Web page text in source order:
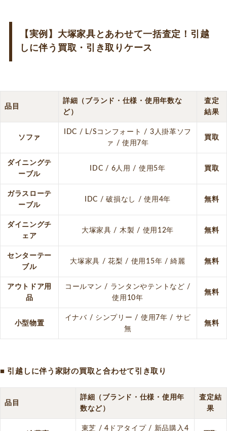
【実例】大塚家具とあわせて一括査定！引越
しに伴う買取・引き取りケース
品目
詳細（ブランド・仕様・使用年数な
ど）
査定
結果
ソファ
IDC / L/Sコンフォート / 3人掛革ソフ
ァ / 使用7年
買取
ダイニングテ
ーブル
IDC / 6人用 / 使用5年 買取
ガラスローテ
ーブル
IDC / 破損なし / 使用4年 無料
ダイニングチ
ェア
大塚家具 / 木製 / 使用12年 無料
センターテー
ブル
大塚家具 / 花梨 / 使用15年 / 綺麗 無料
アウトドア用
品
コールマン / ランタンやテントなど /
使用10年
無料
小型物置
イナバ / シンプリー / 使用7年 / サビ
無
無料
■ 引越しに伴う家財の買取と合わせて引き取り
品目
詳細（ブランド・仕様・使用年
数など）
査定結
果
東芝 / 4ドアタイプ / 新品購入4